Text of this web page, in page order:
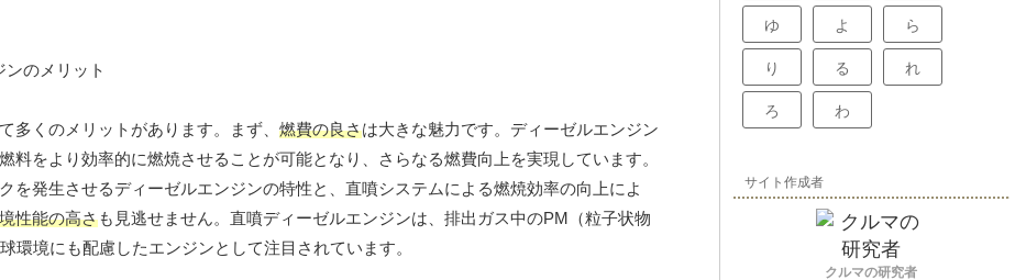
多くのメリットがあります。まず、 燃費の良さは大きな魅力です。ディーゼルエンジン
をより効率的に燃焼させることが可能となり、さらなる燃費向上を実現しています。
を発生させるディーゼルエンジンの特性と、直噴システムによる燃焼効率の向上によ
性能の高さも見逃せません。直噴ディーゼルエンジンは、排出ガス中のPM（粒子状物
境にも配慮したエンジンとして注目されています。
ゆ よ ら
り る れ
ろ わ
サイト作成者
クルマの研究者